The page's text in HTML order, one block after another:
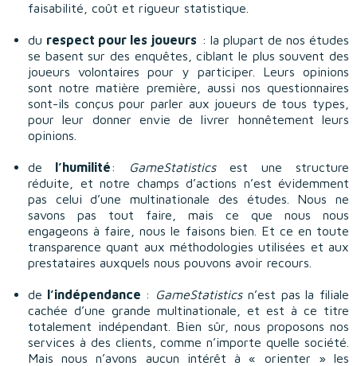
faisabilité, coût et rigueur statistique.
du respect pour les joueurs : la plupart de nos études
se basent sur des enquêtes, ciblant le plus souvent des
joueurs volontaires pour y participer. Leurs opinions
sont notre matière première, aussi nos questionnaires
sont-ils conçus pour parler aux joueurs de tous types,
pour leur donner envie de livrer honnêtement leurs
opinions.
de l’humilité: GameStatisticsest une structure
réduite, et notre champs d’actions n’est évidemment
pas celui d’une multinationale des études. Nous ne
savons pas tout faire, mais ce que nous nous
engageons à faire, nous le faisons bien. Et ce en toute
transparence quant aux méthodologies utilisées et aux
prestataires auxquels nous pouvons avoir recours.
de l’indépendance : GameStatisticsn’est pas la filiale
cachée d’une grande multinationale, et est à ce titre
totalement indépendant. Bien sûr, nous proposons nos
services à des clients, comme n’importe quelle société.
Mais nous n’avons aucun intérêt à « orienter » les